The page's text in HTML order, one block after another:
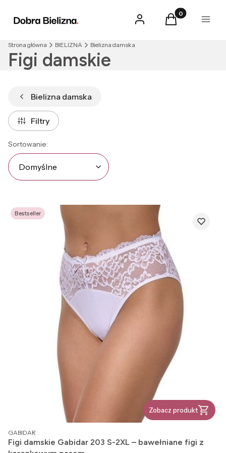
Zaloguj sięProdukty w
Koszyk Menu
Strona główna BIELIZNA Bielizna damska
Figi damskie
Bielizna damska
Filtry
Lista produktów
Sortowanie:
Domyślne
Bestseller
Zobacz produkt
PRODUCENT
GABIDAR
Figi damskie Gabidar 203 S-2XL – bawełniane figi z